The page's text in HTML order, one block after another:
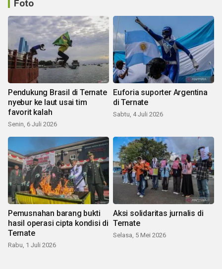
Foto
Pendukung Brasil di Ternate
nyebur ke laut usai tim
favorit kalah
Senin, 6 Juli 2026
Euforia suporter Argentina
di Ternate
Sabtu, 4 Juli 2026
Pemusnahan barang bukti
hasil operasi cipta kondisi di
Ternate
Rabu, 1 Juli 2026
Aksi solidaritas jurnalis di
Ternate
Selasa, 5 Mei 2026